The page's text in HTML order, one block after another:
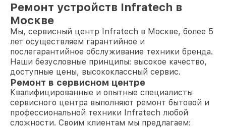
Ремонт устройств Infratech в
Москве
Мы, сервисный центр Infratech в Москве, более 5
лет осуществляем гарантийное и
послегарантийное обслуживание техники бренда.
Наши безусловные принципы: высокое качество,
доступные цены, высококлассный сервис.
Ремонт в сервисном центре
Квалифицированные и опытные специалисты
сервисного центра выполняют ремонт бытовой и
профессиональной техники Infratech любой
сложности. Своим клиентам мы предлагаем: